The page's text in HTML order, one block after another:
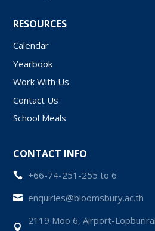
RESOURCES
Calendar
Yearbook
Work With Us
Contact Us
School Meals
CONTACT INFO
 +66-74-251-255 to 6
 enquiries@bloomsbury.ac.th

2119 Moo 6, Airport-